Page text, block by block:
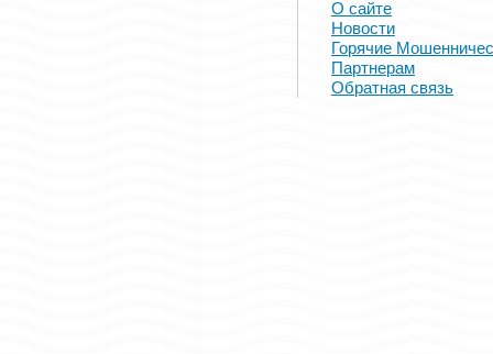
О сайте
Новости
Горячие
Партнерам
Обратная связь